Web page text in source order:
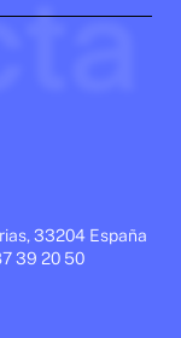
33204 España
39 20 50